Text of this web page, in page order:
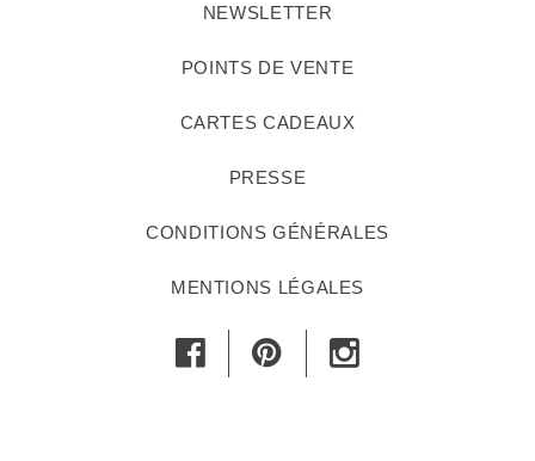
NEWSLETTER
POINTS DE VENTE
CARTES CADEAUX
PRESSE
CONDITIONS GÉNÉRALES
MENTIONS LÉGALES